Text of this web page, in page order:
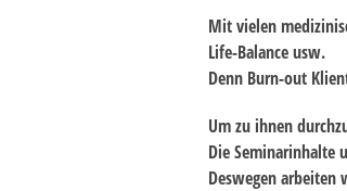
Mit vielen
Life-Balance usw.
Denn Burn-out
Um zu ihnen
Die Seminarinhalte
Deswegen